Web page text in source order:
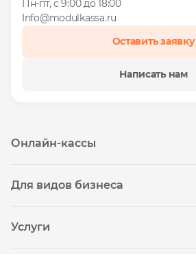
Пн-пт, с 9:00 до 18:00
Info@modulkassa.ru
Оставить заявку
Написать нам
Онлайн-кассы
Онлайн-касса MSPOS‑New‑Ф
Для видов бизнеса
Услуги